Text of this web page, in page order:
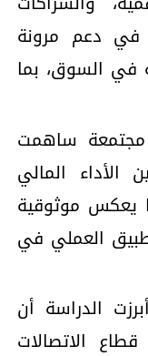
في دعم مرونة
في السوق، بما
مجتمعة ساهمت
المالي
إلى 99%، ما يعكس موثوقية
العملي في
الدراسة أن
الاتصالات